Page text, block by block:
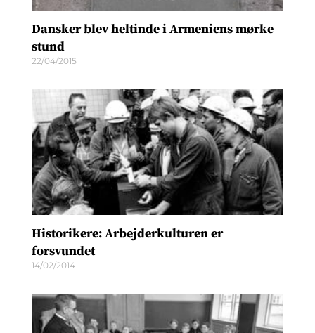
Dansker blev heltinde i Armeniens mørke
stund
22/04/2015
Historikere: Arbejderkulturen er
forsvundet
14/02/2014